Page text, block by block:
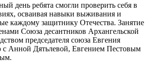
день ребята смогли проверить себя в
осваивая навыки выживания и
каждому защитнику Отечества. Занятие
Союза десантников Архангельской
председателя союза Евгения
с Анной Дятьлевой, Евгением Пестовым